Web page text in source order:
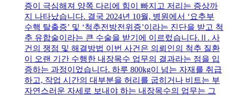
증이 극심해져 양쪽 다리에 힘이 빠지고 저리는 증상까
지 나타났습니다. 결국 2024년 10월, 병원에서 ‘요추부
수핵 탈출증’ 및 ‘척추전방전위증’이라는 진단을 받고 척
추 유합술이라는 큰 수술을 받기에 이르렀습니다.Ⅱ. 사
건의 쟁점 및 해결방법 이번 사건은 의뢰인의 척추 질환
이 오랜 기간 수행한 내장목수 업무의 결과라는 점을 입
증하는 과정이었습니다. 하루 800kg이 넘는 자재를 취급
하고, 작업 시간의 대부분을 허리를 굽히거나 비트는 부
자연스러운 자세로 보내야 하는 내장목수의 업무는 그